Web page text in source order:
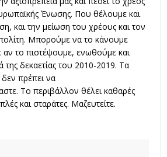
Ένωσης. Που θέλουμε και
και την μείωση του χρέους και τον
Μπορούμε να το κάνουμε
το πιστέψουμε, ενωθούμε και
δεκαετίας του 2010-2019. Τα
πρέπει να
Το περιβάλλον θέλει καθαρές
και σταράτες. Μαζευτείτε.